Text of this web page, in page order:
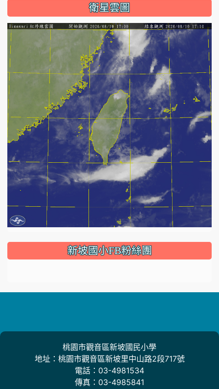
衛星雲圖
::: 新坡國小FB粉絲團
桃園市觀音區新坡國民小學
地址：桃園市觀音區新坡里中山路2段717號
電話：03-4981534
傳真：03-4985841